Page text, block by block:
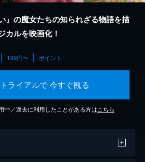
』の魔女たちの知られざる物語を描
カルを映画化！
199円〜 ポイント
ライアルで 今すぐ観る
中／過去に利用したことがある方は こちら